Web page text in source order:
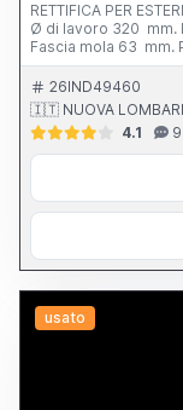
RETTIFICA PER
Ø di lavoro 320 mm.
Fascia mola 63 mm.
portapezzo - N. 6;
Peso totale 3.800
- n. 1 lunetta chiusa
26IND49460
🇮🇹 NUOVA
4.1
9
usato